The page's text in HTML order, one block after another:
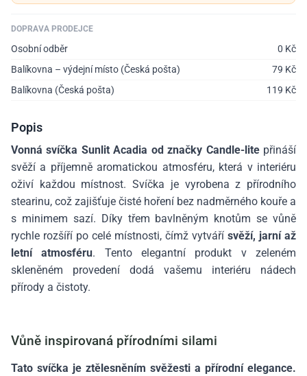
DOPRAVA PRODEJCE
Osobní odběr 0 Kč
Balíkovna – výdejní místo (Česká pošta)
79 Kč
Balíkovna (Česká pošta)
119 Kč
Popis
Vonná svíčka Sunlit Acadia od značky Candle-litepřináší
svěží a příjemně aromatickou atmosféru, která v interiéru
oživí každou místnost. Svíčka je vyrobena z přírodního
stearinu, což zajišťuje čisté hoření bez nadměrného kouře a
s minimem sazí. Díky třem bavlněným knotům se vůně
rychle rozšíří po celé místnosti, čímž vytváří svěží, jarní až
letní atmosféru. Tento elegantní produkt v zeleném
skleněném provedení dodá vašemu interiéru nádech
přírody a čistoty.
Vůně inspirovaná přírodními silami
Tato svíčka je ztělesněním svěžesti a přírodní elegance.